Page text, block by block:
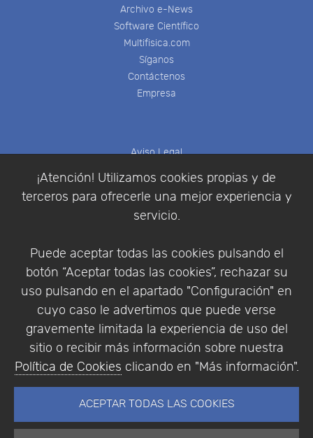
¡Atención! Utilizamos cookies propias y de
terceros para ofrecerle una mejor experiencia y
servicio.
Puede aceptar todas las cookies pulsando el
botón “Aceptar todas las cookies”, rechazar su
uso pulsando en el apartado "Configuración" en
cuyo caso le advertimos que puede verse
gravemente limitada la experiencia de uso del
sitio o recibir más información sobre nuestra
Política de Cookies clicando en "Más información".
ACEPTAR TODAS LAS COOKIES
Archivo e-News
Software Científico
Multifisica.com
Síganos
Contáctenos
Empresa
Aviso Legal
Política de Privacidad
Condiciones de compra
Identificarse
Empresa|Aviso Legal| Política de Privacidad |
Política de Cookies
© Copyright 1994 - 2026. Addlink Software
Científico, S.L.
Portugal.